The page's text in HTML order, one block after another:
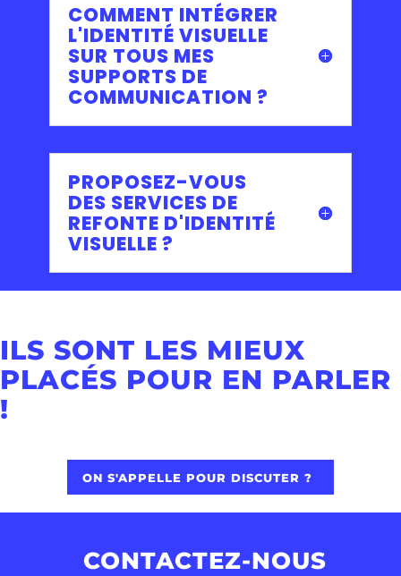
COMMENT INTÉGRER
L'IDENTITÉ VISUELLE
SUR TOUS MES
SUPPORTS DE
COMMUNICATION ?
PROPOSEZ-VOUS
DES SERVICES DE
REFONTE D'IDENTITÉ
VISUELLE ?
ILS SONT LES MIEUX
PLACÉS POUR EN PARLER
!
ON S'APPELLE POUR DISCUTER ?
CONTACTEZ-NOUS